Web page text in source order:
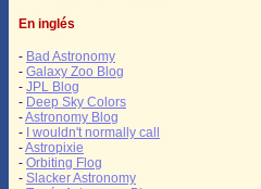
En inglés
- Bad Astronomy
- Galaxy Zoo Blog
- JPL Blog
- Deep Sky Colors
-Astronomy Blog
- I wouldn't normally call
-Astropixie
- Orbiting Flog
- Slacker Astronomy